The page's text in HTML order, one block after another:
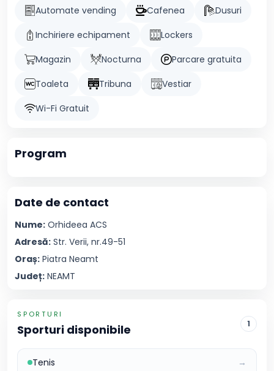
Automate vending
Cafenea
Dusuri
Inchiriere echipament
Lockers
Magazin
Nocturna
Parcare gratuita
Toaleta
Tribuna
Vestiar
Wi-Fi Gratuit
Program
Date de contact
Nume: Orhideea ACS
Adresă: Str. Verii, nr.49-51
Oraș: Piatra Neamt
Județ: NEAMT
SPORTURI
Sporturi disponibile 1
Tenis →